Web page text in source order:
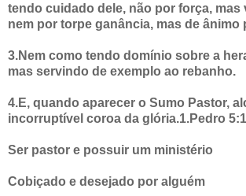
tendo cuidado dele, não por força, mas
nem por torpe ganância, mas de ânimo
3.Nem como tendo domínio sobre a
mas servindo de exemplo ao rebanho.
4.E, quando aparecer o Sumo Pastor,
incorruptível coroa da glória.1.Pedro
Ser pastor e possuir um ministério
Cobiçado e desejado por alguém